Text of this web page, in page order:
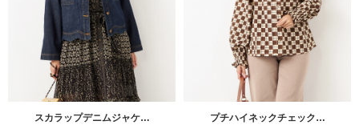
スカラップデニムジャケ…
プチハイネックチェック…